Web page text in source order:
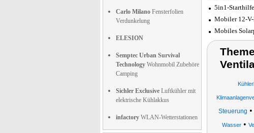
Carlo Milano Fensterfolien
Verdunkelung
ELESION
Semptec Urban Survival
Technology Wohnmobil Zubehöre
Camping
Sichler Exclusive Luftkühler mit
elektrische Kühlakkus
infactory WLAN-Wetterstationen
5in1-
Mobiler 12-
Mobiles
Steuerung •
Wasser•